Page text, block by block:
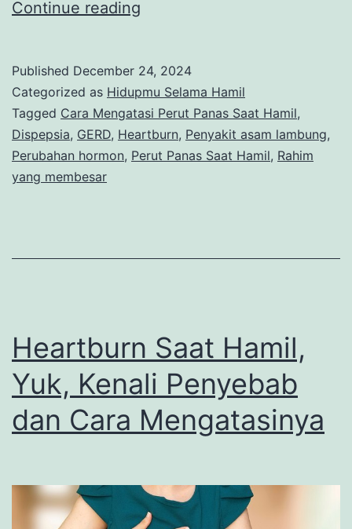
Continue reading
Hamil,
Ini
Penyebab
dan
Published December 24, 2024
Categorized as Hidupmu Selama Hamil
Tagged Cara Mengatasi Perut Panas Saat Hamil,
Dispepsia, GERD, Heartburn, Penyakit asam lambung,
Perubahan hormon, Perut Panas Saat Hamil, Rahim
yang membesar
Heartburn Saat Hamil,
Yuk, Kenali Penyebab
dan Cara Mengatasinya